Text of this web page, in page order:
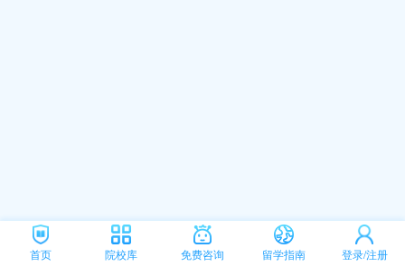
首页 院校库 免费咨询 留学指南 登录/注册